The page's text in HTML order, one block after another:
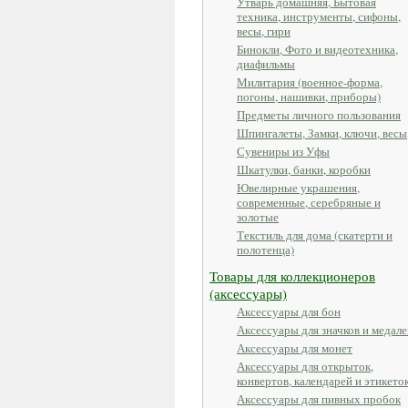
техника, инструменты, сифоны,
весы, гири
Бинокли, Фото и видеотехника,
диафильмы
Милитария (военное-форма,
погоны, нашивки, приборы)
Предметы личного пользования
Шпингалеты, Замки, ключи,
Сувениры из Уфы
Шкатулки, банки, коробки
Ювелирные украшения,
современные, серебряные и
золотые
Текстиль для дома (скатерти и
полотенца)
Товары для коллекционеров
(аксессуары)
Аксессуары для бон
Аксессуары для значков и
Аксессуары для монет
Аксессуары для открыток,
конвертов, календарей и
Аксессуары для пивных пробок